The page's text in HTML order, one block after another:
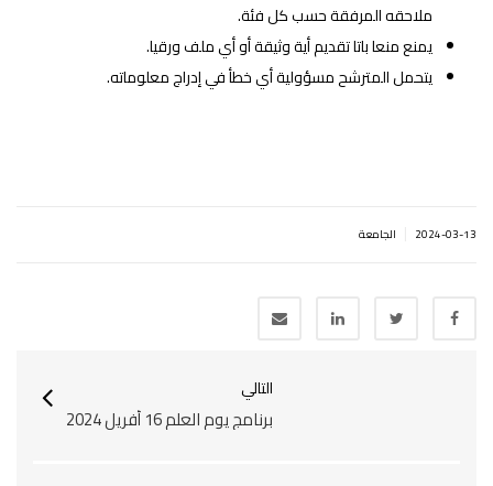
ملاحقه المرفقة حسب كل فئة.
يمنع منعا باتا تقديم أية وثيقة أو أي ملف ورقيا.
يتحمل المترشح مسؤولية أي خطأ في إدراج معلوماته.
2024-03-13 الجامعة
التالي
برنامج يوم العلم 16 أفريل 2024